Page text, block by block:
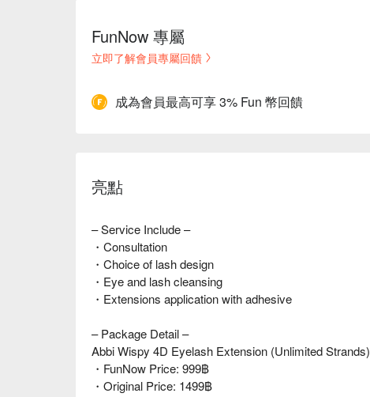
FunNow 專屬
立即了解會員專屬回饋
成為會員最高可享 3% Fun 幣回饋
亮點
– Service Include –
・Consultation
・Choice of lash design
・Eye and lash cleansing
・Extensions application with adhesive
– Package Detail –
Abbi Wispy 4D Eyelash Extension (Unlimited Strands)
・FunNow Price: 999฿
・Original Price: 1499฿